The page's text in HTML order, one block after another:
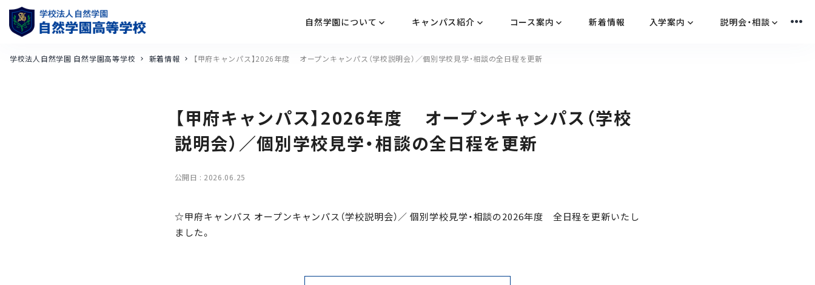
自然学園について キャンパス紹介 コース案内 新着情報 入学案内 説明会・相談
学校法人自然学園 自然学園高等学校 新着情報 【甲府キャンパス】2026年度 オープンキャンパス（学校説明会）／個別学校見学・相談の全日程を更新
【甲府キャンパス】2026年度 オープンキャンパス（学校
説明会）／個別学校見学・相談の全日程を更新
公開日 : 2026.06.25
☆甲府キャンパス オープンキャンパス（学校説明会）／ 個別学校見学・相談の2026年度 全日程を更新いたし
ました。